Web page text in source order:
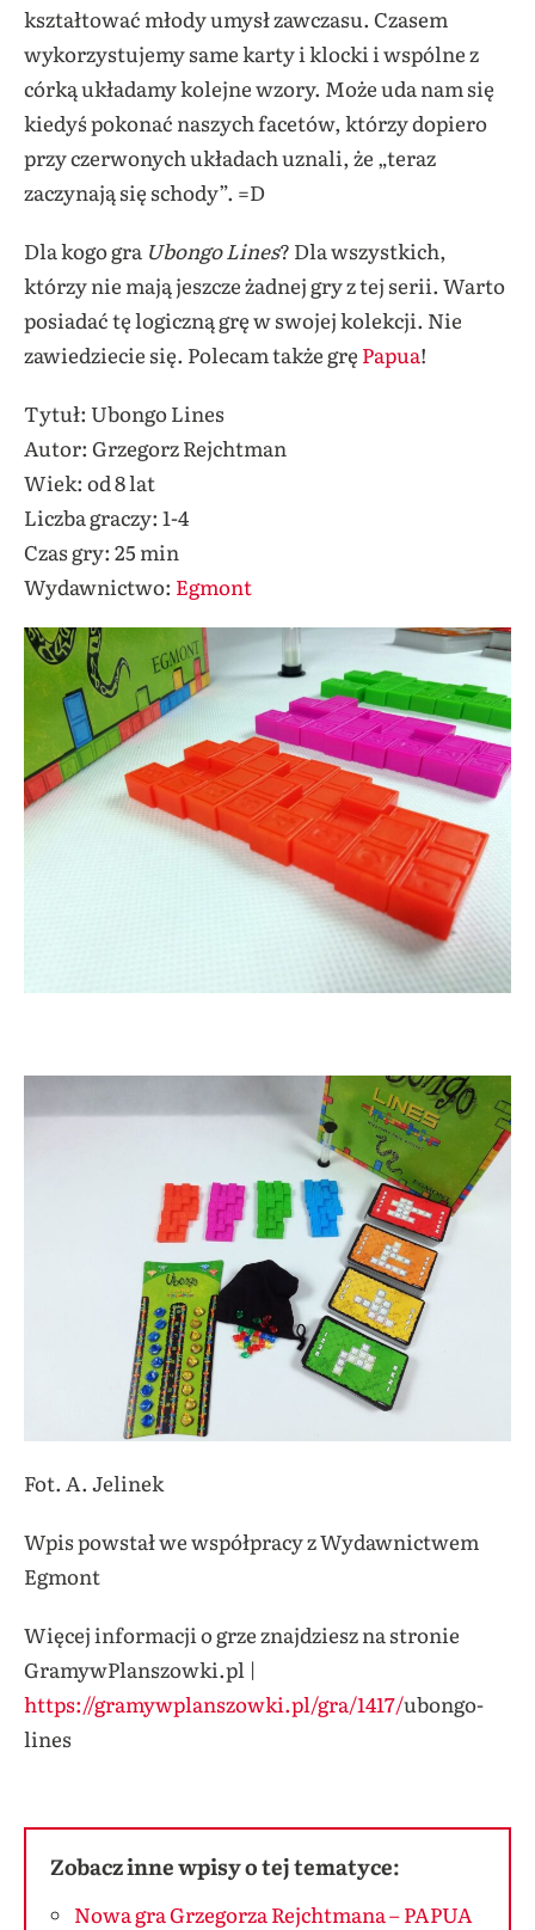
kształtować młody umysł zawczasu. Czasem
wykorzystujemy same karty i klocki i wspólne z
córką układamy kolejne wzory. Może uda nam się
kiedyś pokonać naszych facetów, którzy dopiero
przy czerwonych układach uznali, że „teraz
zaczynają się schody”. =D
Dla kogo gra Ubongo Lines? Dla wszystkich,
którzy nie mają jeszcze żadnej gry z tej serii. Warto
posiadać tę logiczną grę w swojej kolekcji. Nie
zawiedziecie się. Polecam także grę Papua!
Tytuł: Ubongo Lines
Autor: Grzegorz Rejchtman
Wiek: od 8 lat
Liczba graczy: 1-4
Czas gry: 25 min
Wydawnictwo: Egmont
Fot. A. Jelinek
Wpis powstał we współpracy z Wydawnictwem
Egmont
Więcej informacji o grze znajdziesz na stronie
GramywPlanszowki.pl |
https://gramywplanszowki.pl/gra/1417/ubongo-
lines
Zobacz inne wpisy o tej tematyce:
Nowa gra Grzegorza Rejchtmana – PAPUA